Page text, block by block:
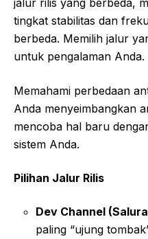
tingkat stabilitas dan
berbeda. Memilih jalur
untuk pengalaman Anda.
Memahami perbedaan
Anda menyeimbangkan
mencoba hal baru
sistem Anda.
Pilihan Jalur Rilis
Dev Channel
paling “ujung